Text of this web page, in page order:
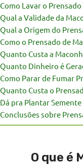
Como Lavar o
Qual a Validade da
Qual a Origem do
Como o Prensado de
Quanto Custa a
Quanto Dinheiro é
Como Parar de Fumar
Quanto Custa o
Dá pra Plantar
Conclusões sobre
O que é